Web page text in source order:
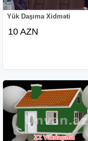
Yük Daşıma Xidməti
10 AZN